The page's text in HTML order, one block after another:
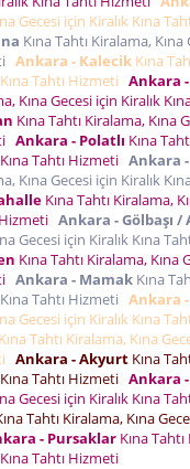
Gecesi için Kiralık Kına
Kına Tahtı Kiralama,
Ankara - Kalecik Kına
Tahtı Hizmeti Ankara -
Kına Gecesi için Kiralık
Kına Tahtı Kiralama, Kına
Ankara - Polatlı Kına
Tahtı Hizmeti Ankara
Kına Gecesi için Kiralık
Kına Tahtı Kiralama,
Hizmeti Ankara - Gölbaşı /
Gecesi için Kiralık Kına
Kına Tahtı Kiralama, Kına
Ankara - Mamak Kına
Tahtı Hizmeti Ankara
Gecesi için Kiralık Kına
Kına Tahtı Kiralama, Kına
Ankara - Akyurt Kına
Tahtı Hizmeti Ankara
Gecesi için Kiralık Kına
Tahtı Kiralama, Kına
- Pursaklar Kına
Tahtı Hizmeti